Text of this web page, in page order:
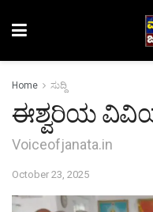
Home ಸುದ್ದಿ
ಈಶ್ವರಿಯ
Voiceofjanata.in
October 23, 2025